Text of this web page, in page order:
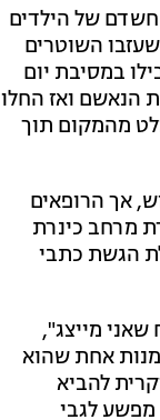
חשדם של הילדים
השוטרים
במסיבת יום
הנאשם ואז החלו
מהמקום תוך
אך הרופאים
מרחב כינרת
הגשת כתבי
שאני מייצג",
אחת שהוא
להביא
מפשע לגבי